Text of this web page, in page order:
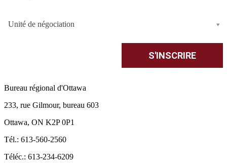
Unité de négociation
Bureau régional d'Ottawa
233, rue Gilmour, bureau 603
Ottawa, ON K2P 0P1
Tél.: 613-560-2560
Téléc.: 613-234-6209